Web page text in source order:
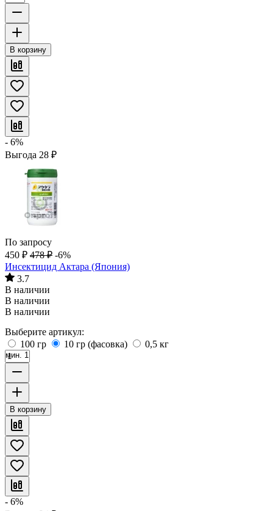
В корзину
- 6%
Выгода 28 ₽
По запросу
450 ₽ 478 ₽ -6%
Инсектицид Актара (Япония)
3.7
В наличии
В наличии
В наличии
Выберите артикул:
100 гр
10 гр (фасовка) 0,5 кг
мин. 1
В корзину
- 6%